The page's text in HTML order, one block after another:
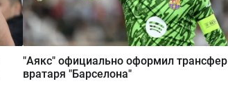
"Аякс" официально оформил трансфер
вратаря "Барселона"